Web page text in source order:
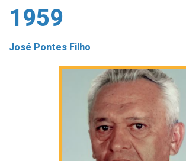
1959
José Pontes Filho